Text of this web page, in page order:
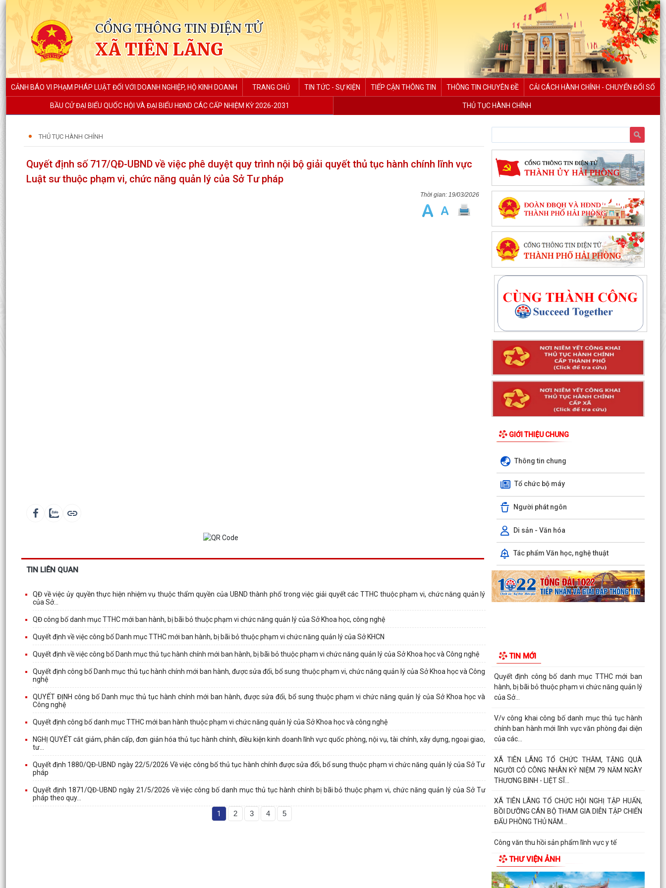
CỔNG THÔNG TIN ĐIỆN TỬ
XÃ TIÊN LÃNG
CẢNH BÁO VI PHẠM PHÁP LUẬT ĐỐI VỚI DOANH NGHIỆP, HỘ KINH DOANH TRANG CHỦ TIN TỨC - SỰ KIỆN TIẾP CẬN THÔNG TIN THÔNG TIN CHUYÊN ĐỀ CẢI CÁCH HÀNH CHÍNH - CHUYỂN ĐỔI SỐ
BẦU CỬ ĐẠI BIỂU QUỐC HỘI VÀ ĐẠI BIỂU HĐND CÁC CẤP NHIỆM KỲ 2026-2031 THỦ TỤC HÀNH CHÍNH
THỦ TỤC HÀNH CHÍNH
Quyết định số 717/QĐ-UBND về việc phê duyệt quy trình nội bộ giải quyết thủ tục hành chính lĩnh vực
Luật sư thuộc phạm vi, chức năng quản lý của Sở Tư pháp
19/03/2026
TIN LIÊN QUAN
QĐ về việc ủy quyền thực hiện nhiệm vụ thuộc thẩm quyền của UBND thành phố trong việc giải quyết các TTHC thuộc phạm vi, chức năng quản lý
của Sở...
QĐ công bố danh mục TTHC mới ban hành, bị bãi bỏ thuộc phạm vi chức năng quản lý của Sở Khoa học, công nghệ
Quyết định về việc công bố Danh mục TTHC mới ban hành, bị bãi bỏ thuộc phạm vi chức năng quản lý của Sở KHCN
Quyết định về việc công bố Danh mục thủ tục hành chính mới ban hành, bị bãi bỏ thuộc phạm vi chức năng quản lý của Sở Khoa học và Công nghệ
Quyết định công bố Danh mục thủ tục hành chính mới ban hành, được sửa đổi, bổ sung thuộc phạm vi, chức năng quản lý của Sở Khoa học và Công
nghệ
QUYẾT ĐỊNH công bố Danh mục thủ tục hành chính mới ban hành, được sửa đổi, bổ sung thuộc phạm vi chức năng quản lý của Sở Khoa học và
Công nghệ
Quyết định công bố danh mục TTHC mới ban hành thuộc phạm vi chức năng quản lý của Sở Khoa học và công nghệ
NGHỊ QUYẾT cắt giảm, phân cấp, đơn giản hóa thủ tục hành chính, điều kiện kinh doanh lĩnh vực quốc phòng, nội vụ, tài chính, xây dựng, ngoại giao,
tư...
Quyết định 1880/QĐ-UBND ngày 22/5/2026 Về việc công bố thủ tục hành chính được sửa đổi, bổ sung thuộc phạm vi chức năng quản lý của Sở Tư
pháp
Quyết định 1871/QĐ-UBND ngày 21/5/2026 về việc công bố danh mục thủ tục hành chính bị bãi bỏ thuộc phạm vi, chức năng quản lý của Sở Tư
pháp theo quy...
1 2 3 4 5
GIỚI THIỆU CHUNG
Thông tin chung
Tổ chức bộ máy
Người phát ngôn
Di sản - Văn hóa
Tác phẩm Văn học, nghệ thuật
TIN MỚI
Thông báo công khai tình hình thực hiện dự
toán ngân sách quý II năm 2026
XÃ TIÊN LÃNG TỔ CHỨC LỄ CHÀO CỜ THÁNG 8
NĂM 2026
09/08/2026)
Kế hoạch triển khai Đề án "Tuyên truyền, phổ
biến pháp luật cho người lao độngvà người sử
Cộng Hòa
Quyết định công bố danh mục TTHC mới ban
hành, bị bãi bỏ thuộc phạm vi chức năng quản lý
của Sở...
V/v công khai công bố danh mục thủ tục hành
chính ban hành mới lĩnh vực văn phòng đại diện
của các...
XÃ TIÊN LÃNG TỔ CHỨC THĂM, TẶNG QUÀ
NGƯỜI CÓ CÔNG NHÂN KỶ NIỆM 79 NĂM NGÀY
THƯƠNG BINH - LIỆT SĨ...
XÃ TIÊN LÃNG TỔ CHỨC HỘI NGHỊ TẬP HUẤN,
BỒI DƯỠNG CÁN BỘ THAM GIA DIỄN TẬP CHIẾN
ĐẤU PHÒNG THỦ NĂM...
Công văn thu hồi sản phẩm lĩnh vực y tế
Công văn về việc thông báo thu hồi thuốc không
đạt tiêu chuẩn chất lượng
THƯ VIỆN ẢNH